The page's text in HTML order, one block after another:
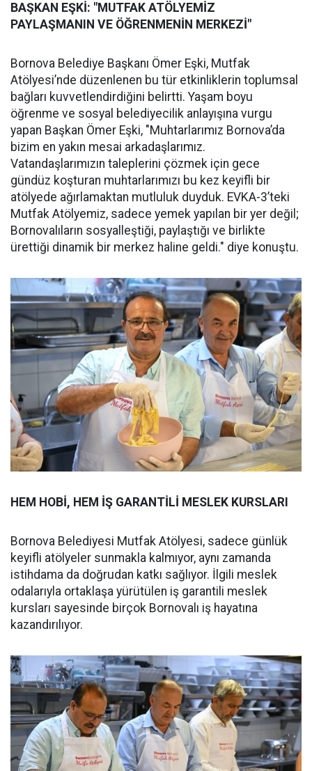
BAŞKAN EŞKİ: "MUTFAK ATÖLYEMİZ
PAYLAŞMANIN VE ÖĞRENMENİN MERKEZİ"
Bornova Belediye Başkanı Ömer Eşki, Mutfak
Atölyesi’nde düzenlenen bu tür etkinliklerin toplumsal
bağları kuvvetlendirdiğini belirtti. Yaşam boyu
öğrenme ve sosyal belediyecilik anlayışına vurgu
yapan Başkan Ömer Eşki, "Muhtarlarımız Bornova’da
bizim en yakın mesai arkadaşlarımız.
Vatandaşlarımızın taleplerini çözmek için gece
gündüz koşturan muhtarlarımızı bu kez keyifli bir
atölyede ağırlamaktan mutluluk duyduk. EVKA-3’teki
Mutfak Atölyemiz, sadece yemek yapılan bir yer değil;
Bornovalıların sosyalleştiği, paylaştığı ve birlikte
ürettiği dinamik bir merkez haline geldi." diye konuştu.
HEM HOBİ, HEM İŞ GARANTİLİ MESLEK KURSLARI
Bornova Belediyesi Mutfak Atölyesi, sadece günlük
keyifli atölyeler sunmakla kalmıyor, aynı zamanda
istihdama da doğrudan katkı sağlıyor. İlgili meslek
odalarıyla ortaklaşa yürütülen iş garantili meslek
kursları sayesinde birçok Bornovalı iş hayatına
kazandırılıyor.